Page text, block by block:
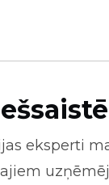
eksperti